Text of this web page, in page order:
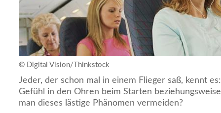
© Digital Vision/Thinkstock
Jeder, der schon mal in einem Flieger saß, kennt
Gefühl in den Ohren beim Starten
man dieses lästige Phänomen vermeiden?